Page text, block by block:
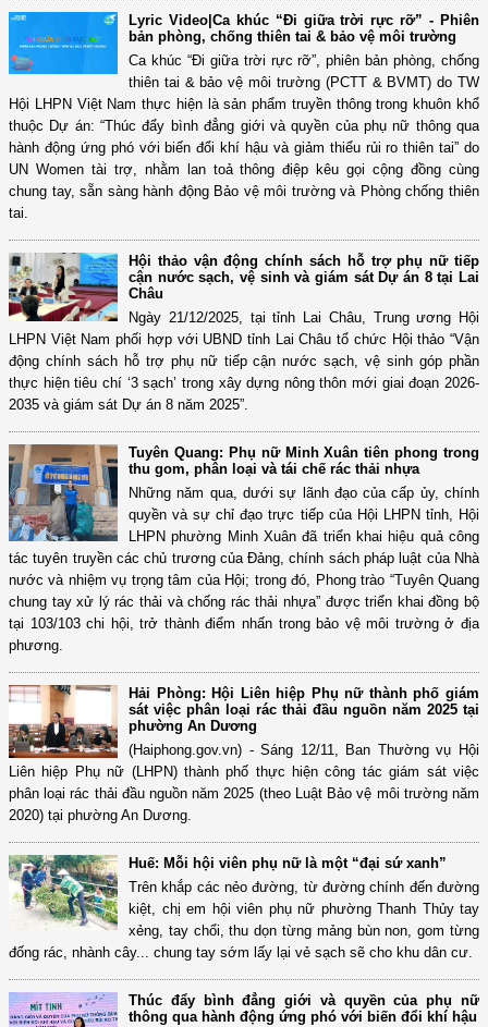
Lyric Video|Ca khúc “Đi giữa trời rực rỡ” - Phiên
bản phòng, chống thiên tai & bảo vệ môi trường
Ca khúc “Đi giữa trời rực rỡ”, phiên bản phòng, chống
thiên tai & bảo vệ môi trường (PCTT & BVMT) do TW
Hội LHPN Việt Nam thực hiện là sản phẩm truyền thông trong khuôn khổ
thuộc Dự án: “Thúc đẩy bình đẳng giới và quyền của phụ nữ thông qua
hành động ứng phó với biến đổi khí hậu và giảm thiểu rủi ro thiên tai” do
UN Women tài trợ, nhằm lan toả thông điệp kêu gọi cộng đồng cùng
chung tay, sẵn sàng hành động Bảo vệ môi trường và Phòng chống thiên
tai.
Hội thảo vận động chính sách hỗ trợ phụ nữ tiếp
cận nước sạch, vệ sinh và giám sát Dự án 8 tại Lai
Châu
Ngày 21/12/2025, tại tỉnh Lai Châu, Trung ương Hội
LHPN Việt Nam phối hợp với UBND tỉnh Lai Châu tổ chức Hội thảo “Vận
động chính sách hỗ trợ phụ nữ tiếp cận nước sạch, vệ sinh góp phần
thực hiện tiêu chí ‘3 sạch’ trong xây dựng nông thôn mới giai đoạn 2026-
2035 và giám sát Dự án 8 năm 2025”.
Tuyên Quang: Phụ nữ Minh Xuân tiên phong trong
thu gom, phân loại và tái chế rác thải nhựa
Những năm qua, dưới sự lãnh đạo của cấp ủy, chính
quyền và sự chỉ đạo trực tiếp của Hội LHPN tỉnh, Hội
LHPN phường Minh Xuân đã triển khai hiệu quả công
tác tuyên truyền các chủ trương của Đảng, chính sách pháp luật của Nhà
nước và nhiệm vụ trọng tâm của Hội; trong đó, Phong trào “Tuyên Quang
chung tay xử lý rác thải và chống rác thải nhựa” được triển khai đồng bộ
tại 103/103 chi hội, trở thành điểm nhấn trong bảo vệ môi trường ở địa
phương.
Hải Phòng: Hội Liên hiệp Phụ nữ thành phố giám
sát việc phân loại rác thải đầu nguồn năm 2025 tại
phường An Dương
(Haiphong.gov.vn) - Sáng 12/11, Ban Thường vụ Hội
Liên hiệp Phụ nữ (LHPN) thành phố thực hiện công tác giám sát việc
phân loại rác thải đầu nguồn năm 2025 (theo Luật Bảo vệ môi trường năm
2020) tại phường An Dương.
Huế: Mỗi hội viên phụ nữ là một “đại sứ xanh”
Trên khắp các nẻo đường, từ đường chính đến đường
kiệt, chị em hội viên phụ nữ phường Thanh Thủy tay
xẻng, tay chổi, thu dọn từng mảng bùn non, gom từng
đống rác, nhành cây... chung tay sớm lấy lại vẻ sạch sẽ cho khu dân cư.
Thúc đẩy bình đẳng giới và quyền của phụ nữ
thông qua hành động ứng phó với biến đổi khí hậu